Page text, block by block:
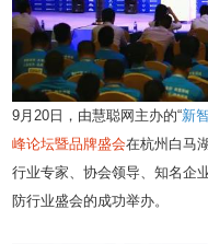
9月20日，由慧聪网主办的“新
峰论坛暨品牌盛会在杭州白马
行业专家、协会领导、知名企
防行业盛会的成功举办。